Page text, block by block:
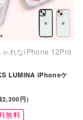
れなiPhone 12Pro
LUMINA iPhoneケ
2,200円）
無料